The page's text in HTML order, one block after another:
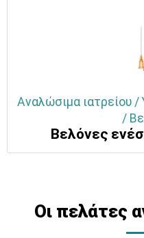
Αναλώσιμα ιατρείου
/
Βελόνες
Οι πελάτες